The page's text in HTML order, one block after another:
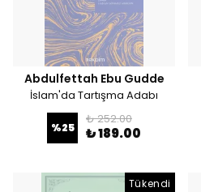
Abdulfettah Ebu Gudde
İslam'da Tartışma Adabı
%25
₺ 252.00
₺ 189.00
Tükendi